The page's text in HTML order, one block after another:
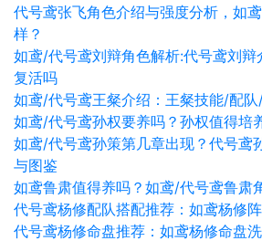
代号鸢张飞角色介绍与强度分析，如
样？
如鸢/代号鸢刘辩角色解析:代号鸢刘辩
复活吗
如鸢/代号鸢王粲介绍：王粲技能/配
如鸢/代号鸢孙权要养吗？孙权值得培
如鸢/代号鸢孙策第几章出现？代号鸢
与图鉴
如鸢鲁肃值得养吗？如鸢/代号鸢鲁肃
代号鸢杨修配队搭配推荐：如鸢杨修
代号鸢杨修命盘推荐：如鸢杨修命盘